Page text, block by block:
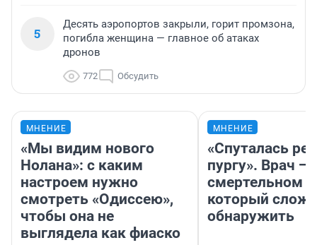
5
Десять аэропортов закрыли, горит промзона,
погибла женщина — главное об атаках
дронов
772 Обсудить
МНЕНИЕ
«Мы видим нового
Нолана»: с каким
настроем нужно
смотреть «Одиссею»,
чтобы она не
выглядела как фиаско
МНЕНИЕ
«Спуталась
пургу». Врач —
смертельном
который
обнаружить